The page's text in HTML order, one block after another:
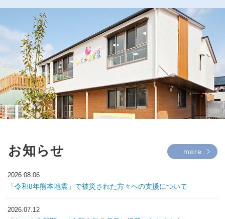
お知らせ more
2026.08.06
「令和8年熊本地震」で被災された方々への支援について
2026.07.12